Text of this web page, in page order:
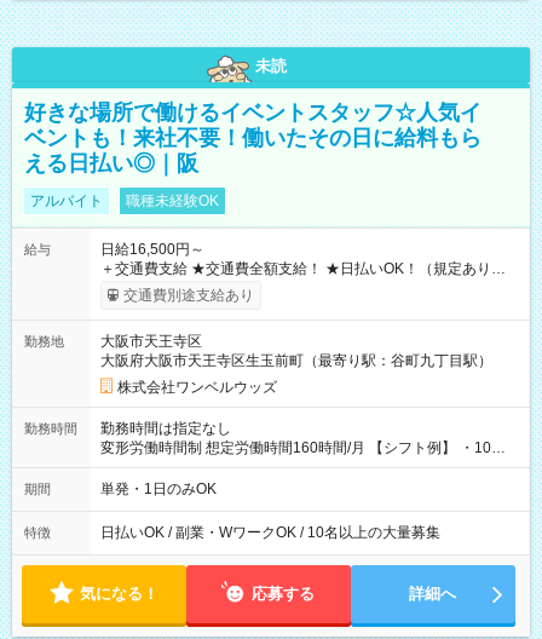
未読
好きな場所で働けるイベントスタッフ☆人気イ
ベントも！来社不要！働いたその日に給料もら
える日払い◎｜阪
アルバイト 職種未経験OK
給与
日給16,500円～
＋交通費支給 ★交通費全額支給！ ★日払いOK！（規定あり） ┗
働いたその日に現金GET♪ お仕事後はコンビニATMから 日払
交通費別途支給あり
勤務地
大阪市天王寺区
大阪府大阪市天王寺区生玉前町（最寄り駅：谷町九丁目駅）
株式会社ワンベルウッズ
勤務時間
勤務時間は指定なし
変形労働時間制 想定労働時間160時間/月 【シフト例】 ・10：
00～20：00
期間 単発・1日のみOK
特徴 日払いOK / 副業・WワークOK / 10名以上の大量募集
気になる！ 応募する 詳細へ